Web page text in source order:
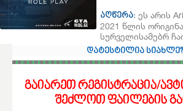
აღწერა: ეს არის
2021 წლის
სურველისამებრ
დატესტილია სიახლე?
გაიარეთ რეგისტრაცია/
შეძლოთ ფაილების